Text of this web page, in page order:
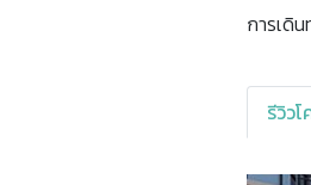
การเดิน
รีวิว